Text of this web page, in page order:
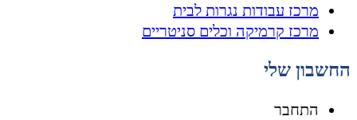
מרכז עבודות נגרות לבית
מרכז קרמיקה וכלים סניטריים
החשבון שלי
התחבר